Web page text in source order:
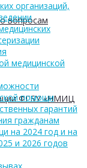
вопросам
ФГБУ «НМИЦ
организаций,
медицинской
помощи
гарантий
гражданам
на 2024 год и на
и 2026 годов